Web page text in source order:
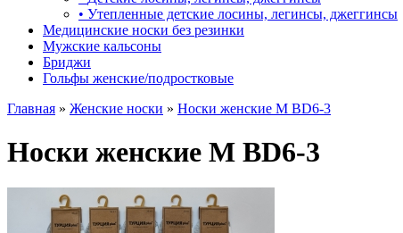
• Утепленные детские лосины, легинсы, джеггинсы
Медицинские носки без резинки
Мужские кальсоны
Бриджи
Гольфы женские/подростковые
Главная » Женские носки » Носки женские М BD6-3
Носки женские М BD6-3